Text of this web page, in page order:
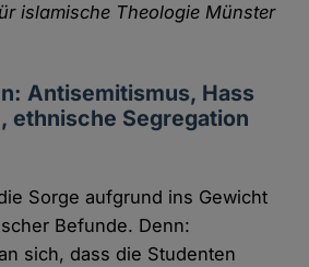
islamische Theologie Münster
Antisemitismus, Hass
ethnische Segregation
Sorge aufgrund ins Gewicht
Befunde. Denn:
sich, dass die Studenten